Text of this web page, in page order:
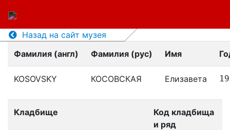
Назад на сайт музея
Фамилия (англ)
Фамилия (рус) Имя
KOSOVSKY КОСОВСКАЯ Елизавета
Кладбище
Код кладбища
и ряд